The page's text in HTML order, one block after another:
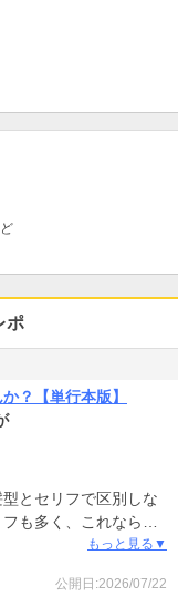
ポ
？【単行本版】
とセリフで区別しな
も多く、これならば
な、と思っています。
もっと見る▼
公開日:2026/07/22